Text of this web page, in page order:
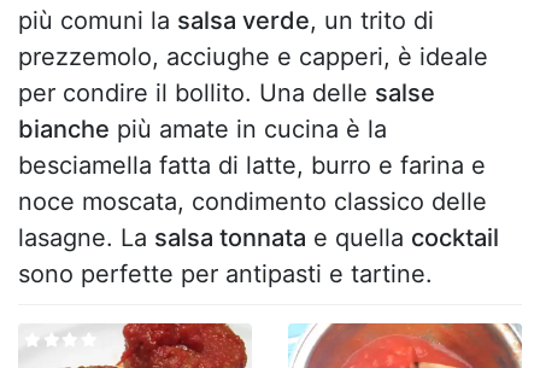
più comuni la salsa verde, un trito di
prezzemolo, acciughe e capperi, è ideale
per condire il bollito. Una delle salse
bianche più amate in cucina è la
besciamella fatta di latte, burro e farina e
noce moscata, condimento classico delle
lasagne. La salsa tonnata e quella cocktail
sono perfette per antipasti e tartine.